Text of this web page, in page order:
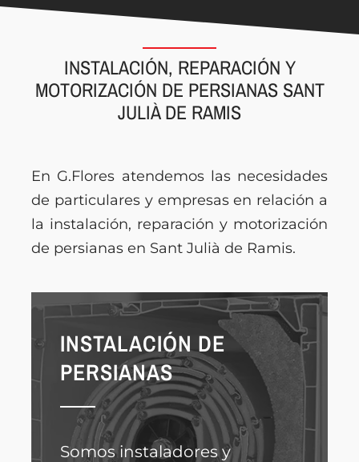
INSTALACIÓN, REPARACIÓN Y
MOTORIZACIÓN DE PERSIANAS SANT
JULIÀ DE RAMIS
En G.Flores atendemos las necesidades
de particulares y empresas en relación a
la instalación, reparación y motorización
de persianas en Sant Julià de Ramis.
INSTALACIÓN DE
PERSIANAS
Somos instaladores y